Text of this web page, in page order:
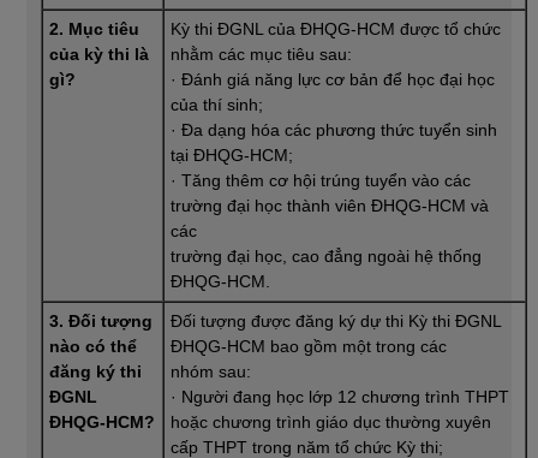
2. Mục tiêu
của kỳ thi là
gì?
Kỳ thi ĐGNL của ĐHQG-HCM được tổ chức
nhằm các mục tiêu sau:
· Đánh giá năng lực cơ bản để học đại học
của thí sinh;
· Đa dạng hóa các phương thức tuyển sinh
tại ĐHQG-HCM;
· Tăng thêm cơ hội trúng tuyển vào các
trường đại học thành viên ĐHQG-HCM và
các
trường đại học, cao đẳng ngoài hệ thống
ĐHQG-HCM.
3. Đối tượng
nào có thể
đăng ký thi
ĐGNL
ĐHQG-HCM?
Đối tượng được đăng ký dự thi Kỳ thi ĐGNL
ĐHQG-HCM bao gồm một trong các
nhóm sau:
· Người đang học lớp 12 chương trình THPT
hoặc chương trình giáo dục thường xuyên
cấp THPT trong năm tổ chức Kỳ thi;